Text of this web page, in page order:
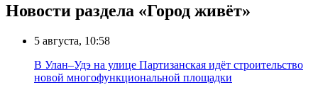
Новости раздела «Город живёт»
5 августа, 10:58
В Улан–Удэ на улице Партизанская идёт строительство
новой многофункциональной площадки